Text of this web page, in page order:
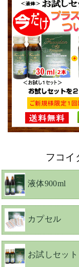
フコイ
液体900ml
カプセル
お試しセット